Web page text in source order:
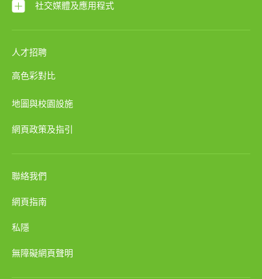
社交媒體及應用程式
人才招聘
高色彩對比
地圖與校園設施
網頁政策及指引
聯絡我們
網頁指南
私隱
無障礙網頁聲明